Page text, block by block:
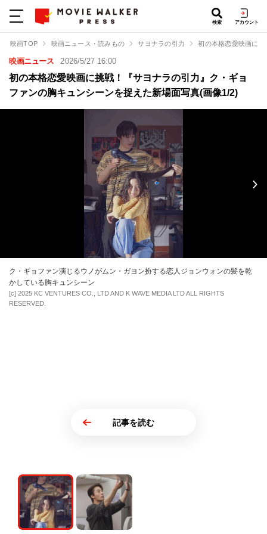
検索 アカウント
映画TOP 映画ニュース・読みもの サヨナラの引力 初の本格恋愛映画に
映画ニュース 2026/5/27 16:00
初の本格恋愛映画に挑戦！『サヨナラの引力』ク・ギョ
ファンの胸キュンシーンを捉えた新場面写真(画像1/2)
ク・ギョファン演じるウノがムン・ガヨン扮する恋人ジョンウォンの髪を乾
かしている胸キュンシーン
[c] 2025 KC VENTURES CO., LTD AND K WAVE MEDIA LTD ALL RIGHTS
RESERVED.
記事を読む